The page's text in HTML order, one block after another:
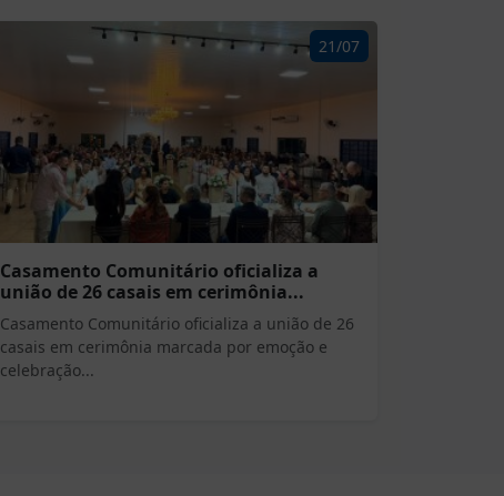
21/07
Casamento Comunitário oficializa a
união de 26 casais em cerimônia...
Casamento Comunitário oficializa a união de 26
casais em cerimônia marcada por emoção e
celebração...